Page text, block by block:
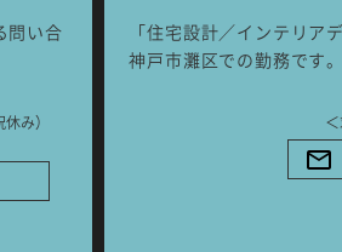
問い合
み）
「住宅設計／インテリア
神戸市灘区での勤務です
ご相談はこちら